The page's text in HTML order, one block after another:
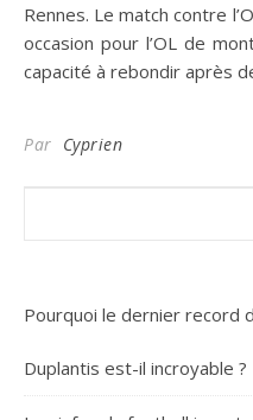
Rennes. Le match contre
occasion pour l’OL de
capacité à rebondir après
Par Cyprien
Pourquoi le dernier record
Duplantis est-il incroyable ?